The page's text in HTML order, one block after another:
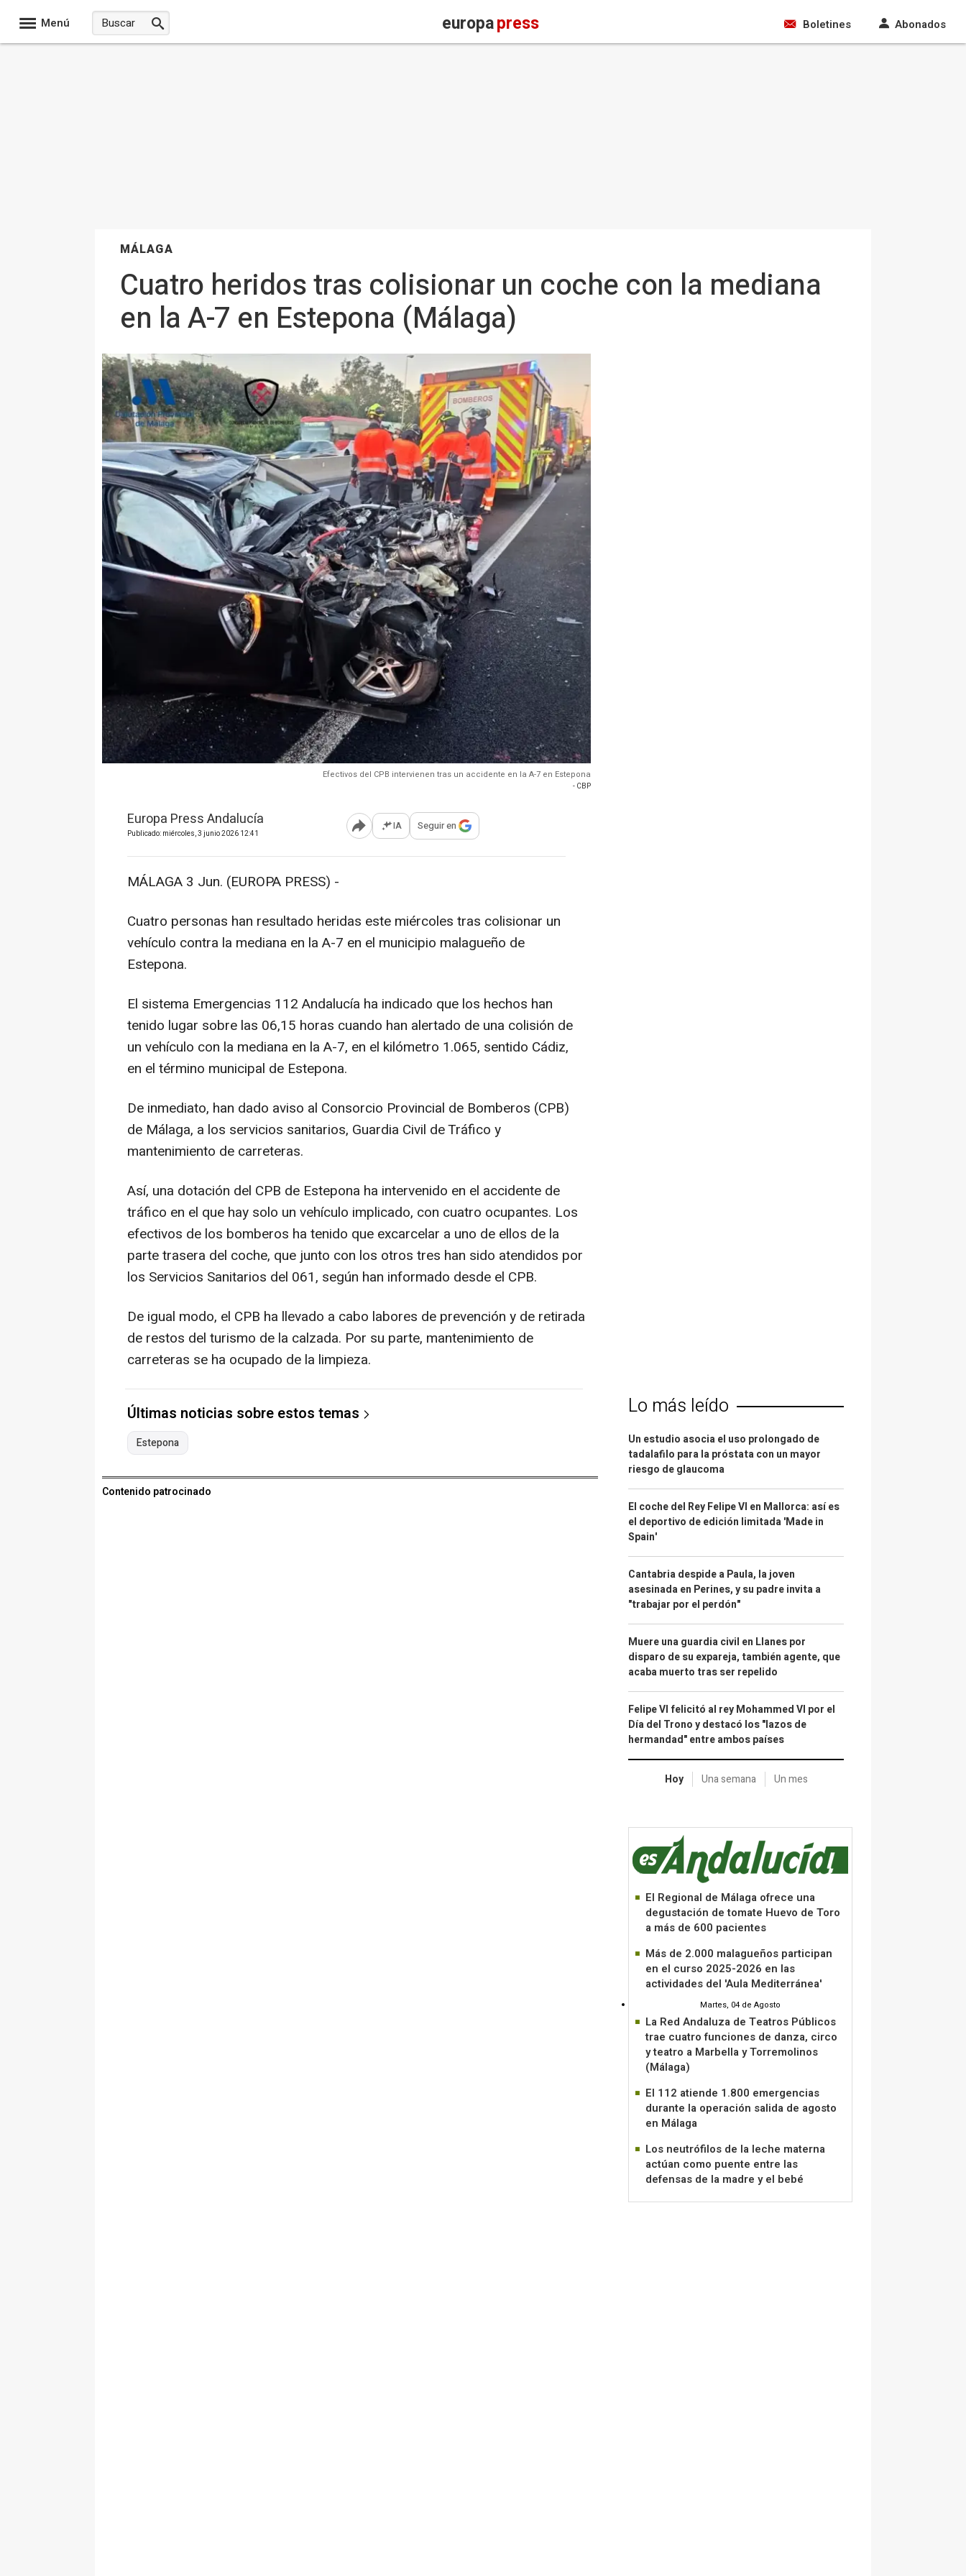
Menú europapress Boletines Abonados
MÁLAGA
Cuatro heridos tras colisionar un coche con la mediana
en la A-7 en Estepona (Málaga)
Efectivos del CPB intervienen tras un accidente en la A-7 en Estepona
- CBP
Europa Press Andalucía
Publicado: miércoles, 3 junio 2026 12:41 Abrir opciones para compartir
IA Seguir en
MÁLAGA 3 Jun. (EUROPA PRESS) -
Cuatro personas han resultado heridas este miércoles tras colisionar un
vehículo contra la mediana en la A-7 en el municipio malagueño de
Estepona.
El sistema Emergencias 112 Andalucía ha indicado que los hechos han
tenido lugar sobre las 06,15 horas cuando han alertado de una colisión de
un vehículo con la mediana en la A-7, en el kilómetro 1.065, sentido Cádiz,
en el término municipal de Estepona.
De inmediato, han dado aviso al Consorcio Provincial de Bomberos (CPB)
de Málaga, a los servicios sanitarios, Guardia Civil de Tráfico y
mantenimiento de carreteras.
Así, una dotación del CPB de Estepona ha intervenido en el accidente de
tráfico en el que hay solo un vehículo implicado, con cuatro ocupantes. Los
efectivos de los bomberos ha tenido que excarcelar a uno de ellos de la
parte trasera del coche, que junto con los otros tres han sido atendidos por
los Servicios Sanitarios del 061, según han informado desde el CPB.
De igual modo, el CPB ha llevado a cabo labores de prevención y de retirada
de restos del turismo de la calzada. Por su parte, mantenimiento de
carreteras se ha ocupado de la limpieza.
Últimas noticias sobre estos temas
Estepona
Contenido patrocinado
Lo más leído
Un estudio asocia el uso prolongado de
tadalafilo para la próstata con un mayor
riesgo de glaucoma
El coche del Rey Felipe VI en Mallorca: así es
el deportivo de edición limitada 'Made in
Spain'
Cantabria despide a Paula, la joven
asesinada en Perines, y su padre invita a
"trabajar por el perdón"
Muere una guardia civil en Llanes por
disparo de su expareja, también agente, que
acaba muerto tras ser repelido
Felipe VI felicitó al rey Mohammed VI por el
Día del Trono y destacó los "lazos de
hermandad" entre ambos países
Hoy Una semana Un mes
El Regional de Málaga ofrece una
degustación de tomate Huevo de Toro
a más de 600 pacientes
Más de 2.000 malagueños participan
en el curso 2025-2026 en las
actividades del 'Aula Mediterránea'
Martes, 04 de Agosto
La Red Andaluza de Teatros Públicos
trae cuatro funciones de danza, circo
y teatro a Marbella y Torremolinos
(Málaga)
El 112 atiende 1.800 emergencias
durante la operación salida de agosto
en Málaga
Los neutrófilos de la leche materna
actúan como puente entre las
defensas de la madre y el bebé